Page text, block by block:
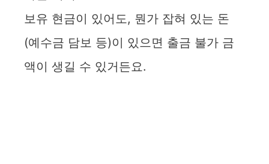
보유 현금이 있어도, 뭔가 잡혀 있는 돈
(예수금 담보 등)이 있으면 출금 불가 금
액이 생길 수 있거든요.